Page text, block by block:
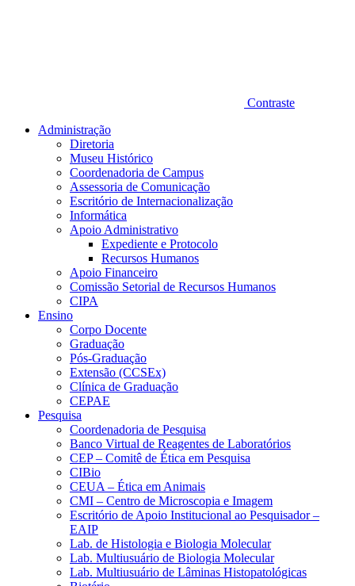
Contraste
Administração
Diretoria
Museu Histórico
Coordenadoria de Campus
Assessoria de Comunicação
Escritório de Internacionalização
Informática
Apoio Administrativo
Expediente e Protocolo
Recursos Humanos
Apoio Financeiro
Comissão Setorial de Recursos Humanos
CIPA
Ensino
Corpo Docente
Graduação
Pós-Graduação
Extensão (CCSEx)
Clínica de Graduação
CEPAE
Pesquisa
Coordenadoria de Pesquisa
Banco Virtual de Reagentes de Laboratórios
CEP – Comitê de Ética em Pesquisa
CIBio
CEUA – Ética em Animais
CMI – Centro de Microscopia e Imagem
Escritório de Apoio Institucional ao Pesquisador –
EAIP
Lab. de Histologia e Biologia Molecular
Lab. Multiusuário de Biologia Molecular
Lab. Multiusuário de Lâminas Histopatológicas